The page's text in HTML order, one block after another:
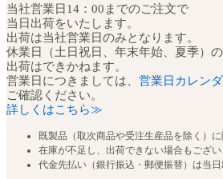
当社営業日14：00までのご注文で
当日出荷をいたします。
出荷は当社営業日のみとなります。
休業日（土日祝日、年末年始、夏季）の
出荷はできかねます。
営業日につきましては、 営業日カレン
ご確認ください。
詳しくはこちら≫
既製品（取次商品や受注生産品を除く）に
在庫が不足し、出荷できない場合もござい
代金先払い（銀行振込・郵便振替）は当日